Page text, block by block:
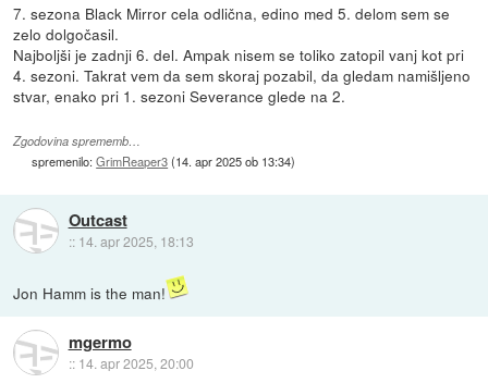
7. sezona Black Mirror cela odlična, edino med 5. delom sem se
zelo dolgočasil.
Najboljši je zadnji 6. del. Ampak nisem se toliko zatopil vanj kot pri
4. sezoni. Takrat vem da sem skoraj pozabil, da gledam namišljeno
stvar, enako pri 1. sezoni Severance glede na 2.
Zgodovina sprememb…
spremenilo:GrimReaper3(14. apr 2025 ob 13:34)
Outcast
:: 14. apr 2025, 18:13
Jon Hamm is the man!
mgermo
:: 14. apr 2025, 20:00